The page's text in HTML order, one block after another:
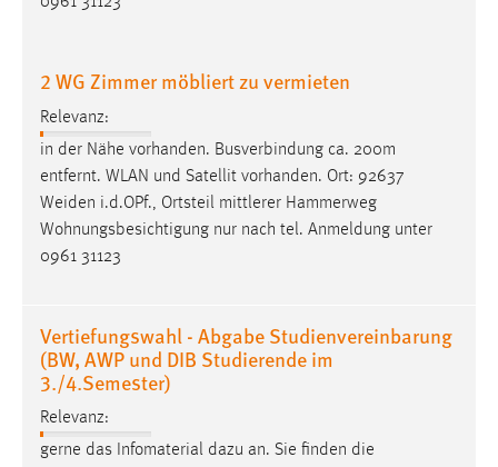
2 WG Zimmer möbliert zu vermieten
Relevanz:
in der Nähe vorhanden. Busverbindung ca. 200m
entfernt. WLAN und Satellit vorhanden. Ort: 92637
Weiden i.d.OPf., Ortsteil mittlerer Hammerweg
Wohnungsbesichtigung nur nach tel. Anmeldung unter
0961 31123
Vertiefungswahl - Abgabe Studienvereinbarung
(BW, AWP und DIB Studierende im
3./4.Semester)
Relevanz:
gerne das Infomaterial dazu an. Sie finden die
MARKETING
Marketing Cookies werden von Drittanbietern
verwendet, um personalisierte Werbung anzuzeigen.
Sie tun dies, indem sie Besucher über Websites
hinweg verfolgen.
Google Ads
Name:
_gcl_au
Google Ireland Limited